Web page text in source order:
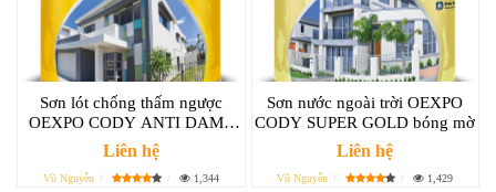
Sơn lót chống thấm ngược
OEXPO CODY ANTI DAMP
PRIMER FOR EXTERIOR &
INTERIOR – SƠN LÓT
CHỐNG THẤM NGƯỢC ĐẶC
Liên hệ
Vũ Nguyễn 1,344
Sơn nước ngoài trời OEXPO
CODY SUPER GOLD bóng mờ
Liên hệ
Vũ Nguyễn 1,429